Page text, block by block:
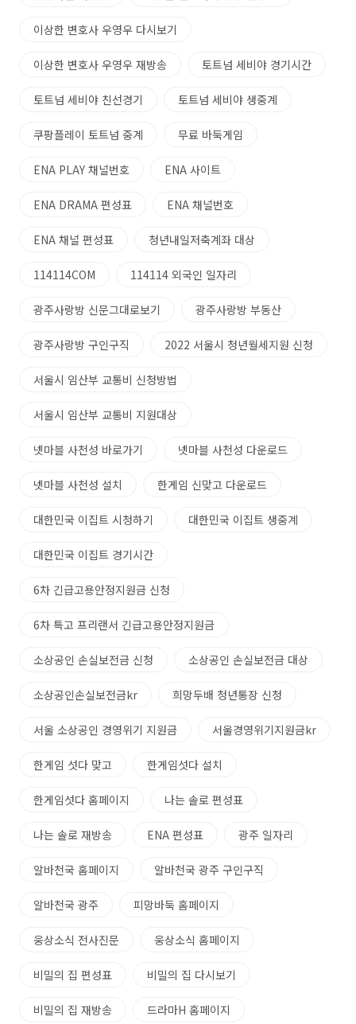
이상한 변호사 우영우 다시보기
이상한 변호사 우영우 재방송 토트넘 세비야 경기시간
토트넘 세비야 친선경기 토트넘 세비야 생중계
쿠팡플레이 토트넘 중계 무료 바둑게임
ENA PLAY 채널번호 ENA 사이트
ENA DRAMA 편성표 ENA 채널번호
ENA 채널 편성표 청년내일저축계좌 대상
114114COM 114114 외국인 일자리
광주사랑방 신문그대로보기 광주사랑방 부동산
광주사랑방 구인구직 2022 서울시 청년월세지원 신청
서울시 임산부 교통비 신청방법
서울시 임산부 교통비 지원대상
넷마블 사천성 바로가기 넷마블 사천성 다운로드
넷마블 사천성 설치 한게임 신맞고 다운로드
대한민국 이집트 시청하기 대한민국 이집트 생중계
대한민국 이집트 경기시간
6차 긴급고용안정지원금 신청
6차 특고 프리랜서 긴급고용안정지원금
소상공인 손실보전금 신청 소상공인 손실보전금 대상
소상공인손실보전금kr 희망두배 청년통장 신청
서울 소상공인 경영위기 지원금 서울경영위기지원금kr
한게임 섯다 맞고 한게임섯다 설치
한게임섯다 홈페이지 나는 솔로 편성표
나는 솔로 재방송 ENA 편성표 광주 일자리
알바천국 홈페이지 알바천국 광주 구인구직
알바천국 광주 피망바둑 홈페이지
웅상소식 전사진문 웅상소식 홈페이지
비밀의 집 편성표 비밀의 집 다시보기
비밀의 집 재방송 드라마H 홈페이지